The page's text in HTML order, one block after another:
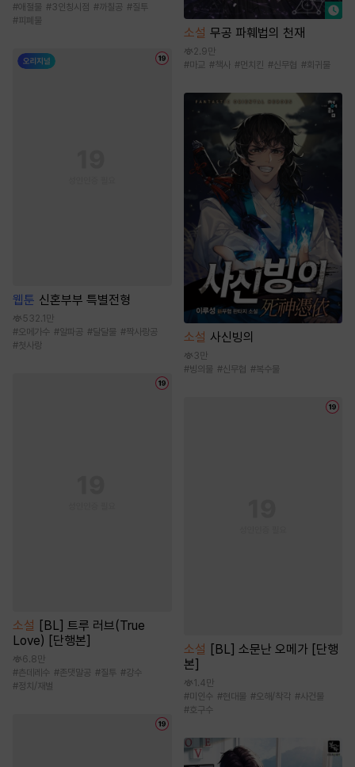
#애절물 #3인칭시점 #까칠공 #질투
#피폐물
웹툰 신혼부부 특별전형
532.1만
#오메가수 #알파공 #달달물 #짝사랑공
#첫사랑
소설 [BL] 트루 러브(True
Love) [단행본]
6.8만
#츤데레수 #존댓말공 #질투 #강수
#정치/재벌
소설 무공 파훼법의 천재
2.9만
#마교 #책사 #먼치킨 #신무협 #회귀물
소설 사신빙의
3만
#빙의물 #신무협 #복수물
소설 [BL] 소문난 오메가 [단행
본]
1.4만
#미인수 #현대물 #오해/착각 #사건물
#호구수